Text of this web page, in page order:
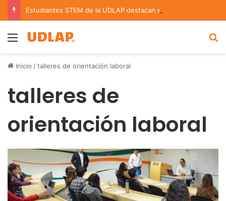
Menu
Inicio /talleres de orientación laboral
talleres de
orientación laboral